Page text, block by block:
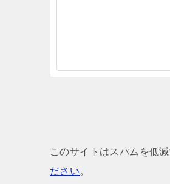
このサイトはスパムを低
ださい。